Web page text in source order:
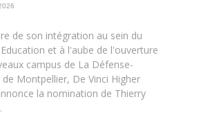
de son intégration au sein du
et à l'aube de l'ouverture
campus de La Défense-
Montpellier, De Vinci Higher
la nomination de Thierry